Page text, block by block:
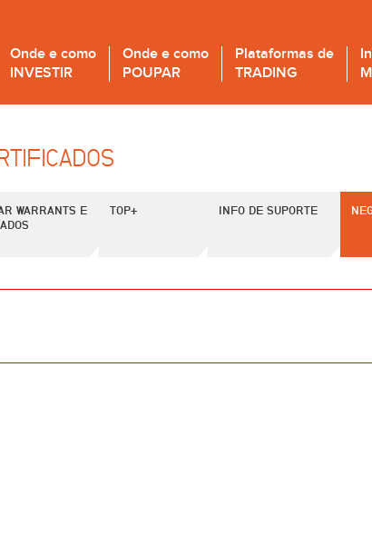
Onde e como
INVESTIR
Onde e como
POUPAR
Plataformas de
TRADING
WARRANTS E
TOP+ INFO DE SUPORTE